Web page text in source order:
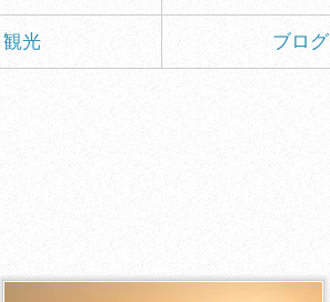
観光 ブログ